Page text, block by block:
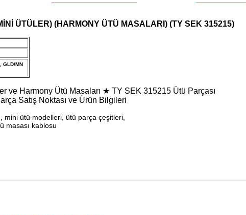
ÜTÜLER) (HARMONY ÜTÜ MASALARI) (TY SEK 315215)
GLD/MN
ve Harmony Ütü Masaları ★ TY SEK 315215 Ütü Parçası
Satış Noktası ve Ürün Bilgileri